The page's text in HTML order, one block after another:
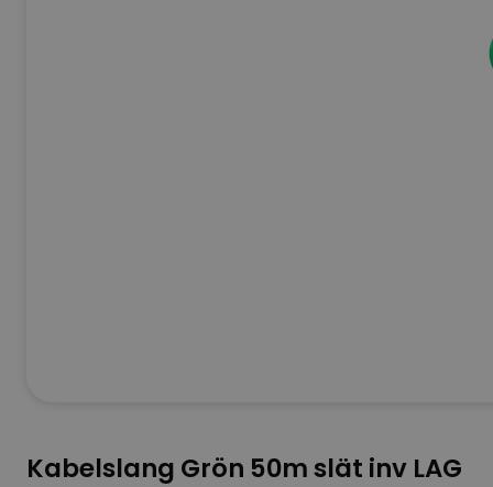
Kabelslang Grön 50m slät inv LAG